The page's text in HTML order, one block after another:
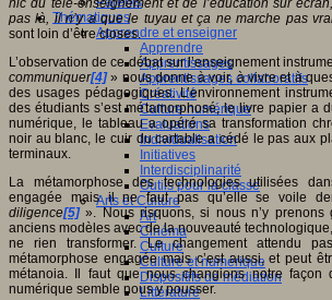
Thématiques
Apprendre et enseigner
Apprendre
Apprentissages
Apprentissages collaboratifs
Créativité
Culture numérique
Evaluations
Individualisation
Initiatives
Interdisciplinarité
Outils pour la classe
Arts et Culture
Art
Cinéma
Culture
Culture et numérique
Dispositifs de médiation
Littérature
hic du télé-enseignement et de l’éducation sur
pas là, il n’y a que le tuyau et ça ne marche pas
sont loin d’être closes.
L’observation de ce débat sur l’enseignement
communiquer[4] » nous donne à voir, à vivre et à
des usages pédagogiques. L’environnement
des étudiants s’est métamorphosé, le livre papier a
numérique, le tableau a opéré sa transformation
noir au blanc, le cuir du cartable a cédé le pas aux
terminaux.
La métamorphose des technologies utilisées
engagée mais il ne faut pas qu’elle se voile
diligence[5] ». Nous risquons, si nous n’y
anciens modèles avec de la nouveauté
ne rien transformer. Le changement attendu
métamorphose engagée mais c’est aussi, et peut
métanoia. Il faut que nous changions notre façon
numérique semble nous y pousser.